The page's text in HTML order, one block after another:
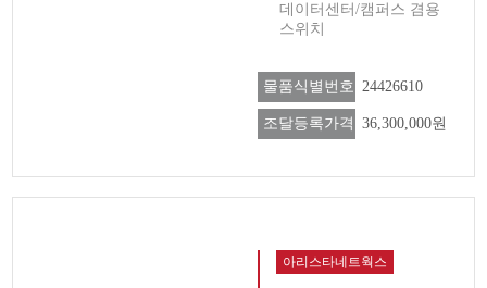
데이터센터/캠퍼스 겸용
스위치
물품식별번호 24426610
조달등록가격 36,300,000원
아리스타네트웍스